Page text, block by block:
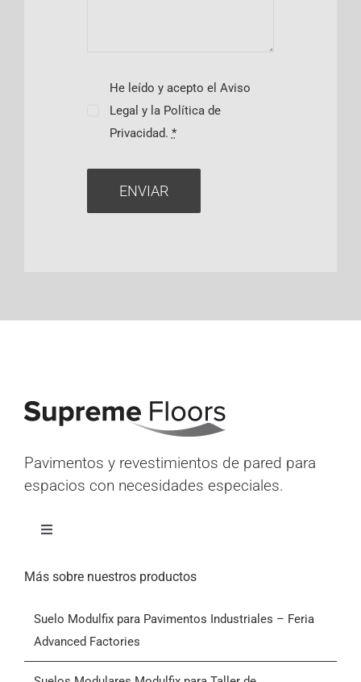
He leído y acepto el Aviso
Legal y la Política de
Privacidad. *
ENVIAR
Pavimentos y revestimientos de pared para
espacios con necesidades especiales.
Alternar
Inicio
Productos
Quiénes somos
Más sobre nuestros productos
Suelo Modulfix para Pavimentos Industriales – Feria
Advanced Factories